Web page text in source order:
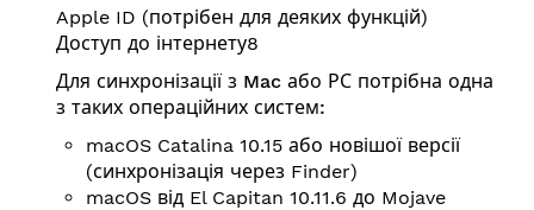
Apple ID (потрібен для деяких функцій)
Доступ до інтернету8
Для синхронізації з Mac або РС потрібна одна
з таких операційних систем:
macOS Catalina 10.15 або новішої версії
(синхронізація через Finder)
macOS від El Capitan 10.11.6 до Mojave